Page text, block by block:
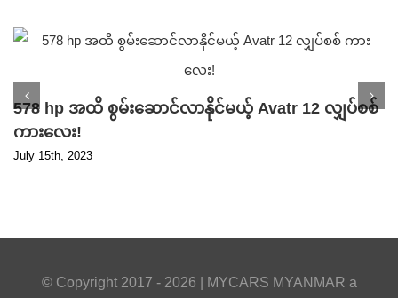
578 hp အထိ စွမ်းဆောင်လာနိုင်မယ့် Avatr 12 လျှပ်စစ်
ကားလေး!
July 15th, 2023
© Copyright 2017 - 2026 | MYCARS MYANMAR a